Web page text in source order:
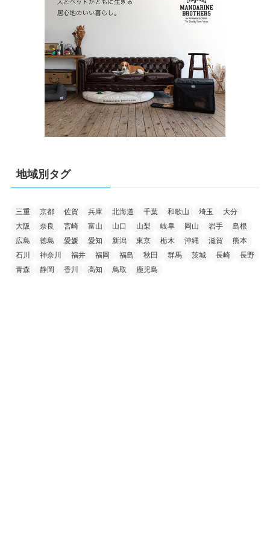
地域別タグ
三重 京都 佐賀 兵庫 北海道 千葉 和歌山 埼玉
大分
大阪
奈良 宮崎 富山 山口 山梨 岐阜 岡山 岩手
島根
広島
徳島 愛媛 愛知 新潟 東京 栃木 沖縄 滋賀
熊本
石川
神奈川 福井 福岡 福島 秋田 群馬 茨城 長崎
長野
青森
静岡 香川 高知 鳥取 鹿児島